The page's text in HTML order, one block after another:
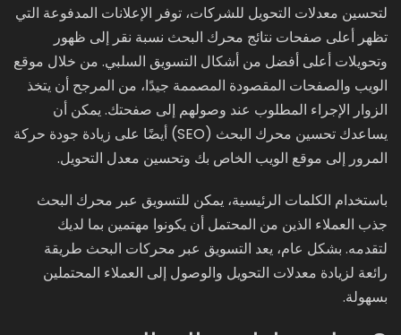
لتحسين معدلات التحويل للشركات، توفر الإعلانات المدفوعة التي
تظهر أعلى صفحات نتائج محرك البحث نسبة نقر إلى ظهور
وتحويلات أعلى أفضل من أشكال التسويق السلبي. من خلال موقع
الويب والصفحات المقصودة المصممة جيدًا، من المرجح أن يتخذ
الزوار الإجراء المطلوب عند وصولهم إلى صفحتك. يمكن أن
يساعدك تحسين محرك البحث (SEO) أيضًا على زيادة جودة حركة
المرور إلى موقع الويب الخاص بك وتحسين معدل التحويل.
باستخدام الكلمات الرئيسية، يمكن للتسويق عبر محرك البحث
جذب العملاء الذين من المحتمل أن يكونوا مهتمين بما لديك
لتقدمه. بشكل عام، يعد التسويق عبر محركات البحث طريقة
رائعة لزيادة معدلات التحويل والوصول إلى العملاء المحتملين
بسهولة.